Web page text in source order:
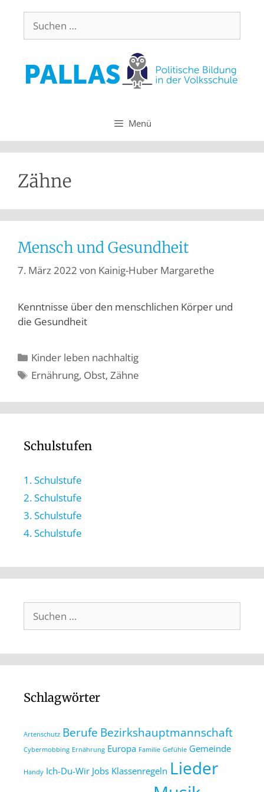
Menü
Zähne
Mensch und Gesundheit
7. März 2022 von Kainig-Huber Margarethe
Kenntnisse über den menschlichen Körper und
die Gesundheit
Kinder leben nachhaltig
Ernährung, Obst, Zähne
Schulstufen
1. Schulstufe
2. Schulstufe
3. Schulstufe
4. Schulstufe
Schlagwörter
Artenschutz Berufe Bezirkshauptmannschaft
Cybermobbing Ernährung Europa Familie Gefühle Gemeinde
Handy Ich-Du-Wir Jobs Klassenregeln Lieder